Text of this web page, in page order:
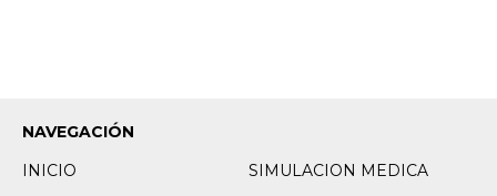
NAVEGACIÓN
INICIO
SIMULACION MEDICA